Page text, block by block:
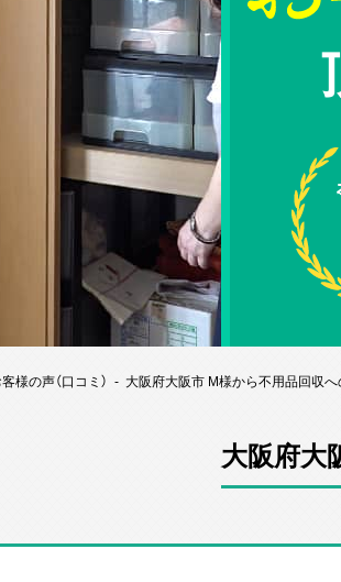
様の声（口コミ） 大阪府大阪市 M様から不用品回収へ
大阪府大